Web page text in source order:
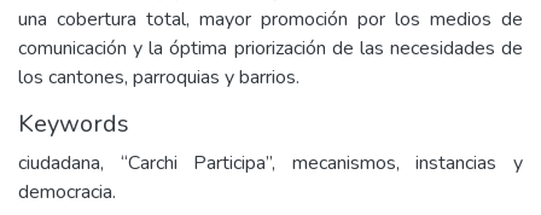
una cobertura total, mayor promoción por los medios de
comunicación y la óptima priorización de las necesidades de
los cantones, parroquias y barrios.
Keywords
ciudadana, “Carchi Participa”, mecanismos, instancias y
democracia.